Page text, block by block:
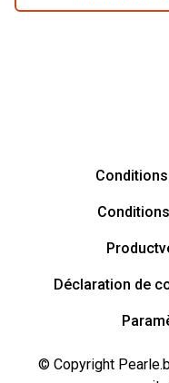
Déclaration de
© Copyright